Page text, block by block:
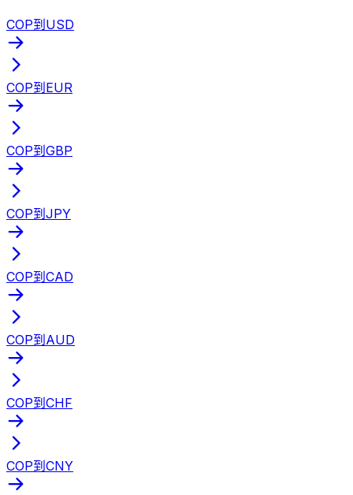
COP到USD
COP到EUR
COP到GBP
COP到JPY
COP到CAD
COP到AUD
COP到CHF
COP到CNY